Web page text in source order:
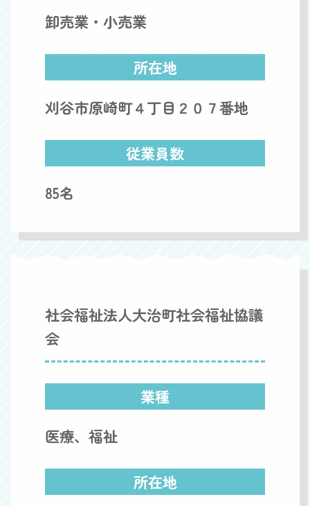
卸売業・小売業
所在地
刈谷市原崎町４丁目２０７番地
従業員数
85名
社会福祉法人大治町社会福祉協議
会
業種
医療、福祉
所在地